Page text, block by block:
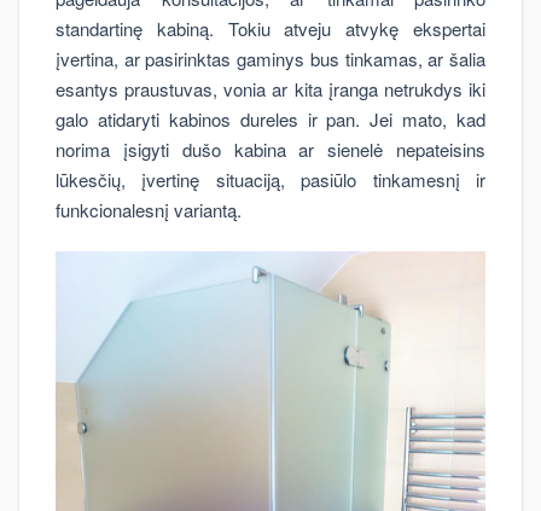
standartinę kabiną. Tokiu atveju atvykę ekspertai
įvertina, ar pasirinktas gaminys bus tinkamas, ar šalia
esantys praustuvas, vonia ar kita įranga netrukdys iki
galo atidaryti kabinos dureles ir pan. Jei mato, kad
norima įsigyti dušo kabina ar sienelė nepateisins
lūkesčių, įvertinę situaciją, pasiūlo tinkamesnį ir
funkcionalesnį variantą.